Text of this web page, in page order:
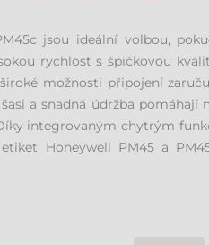
jsou ideální volbou,
rychlost s špičkovou
možnosti připojení
a snadná údržba pomáhají
integrovaným chytrým
Honeywell PM45 a